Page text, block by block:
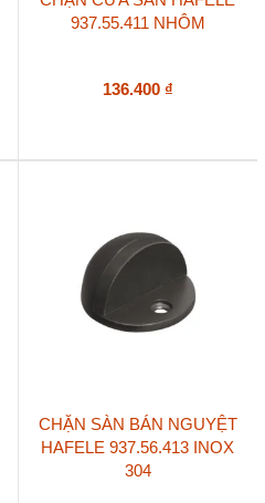
937.55.411 NHÔM
136.400 ₫
CHẶN SÀN BÁN NGUYỆT
HAFELE 937.56.413 INOX
304